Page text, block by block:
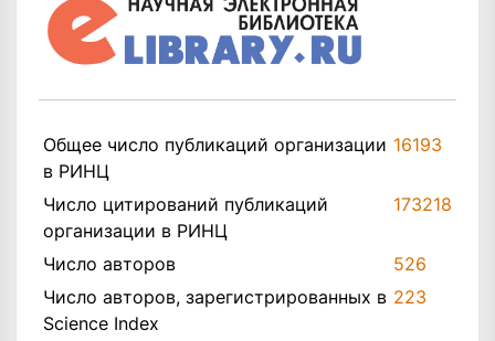
Общее число публикаций организации
в РИНЦ
16193
Число цитирований публикаций
организации в РИНЦ
173218
Число авторов
526
Число авторов, зарегистрированных в
Science Index
223